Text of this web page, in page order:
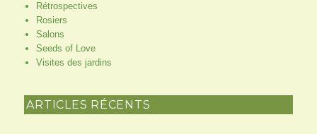
Rétrospectives
Rosiers
Salons
Seeds of Love
Visites des jardins
ARTICLES RÉCENTS